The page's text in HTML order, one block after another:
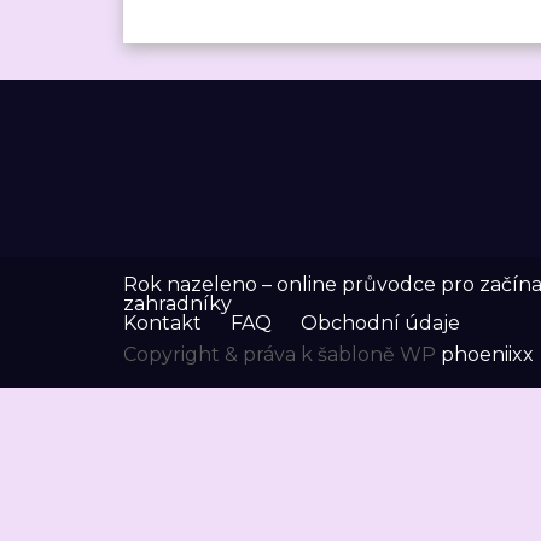
Rok nazeleno – online průvodce pro
zahradníky
Kontakt
FAQ
Obchodní údaje
Copyright & práva k šabloně WP phoeniixx